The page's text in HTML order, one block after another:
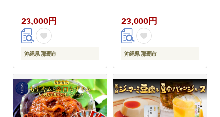
23,000円
沖縄県 那覇市
23,000円
沖縄県 那覇市